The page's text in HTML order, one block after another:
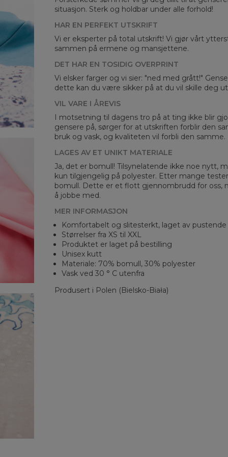
CM
B
C
situasjon. Sterk og holdbar under alle forhold!
HAR EN PERFEKT UTSKRIFT
Vi er eksperter på total utskrift! Vi gjør vårt
sammen på ermene og mansjettene.
DET HAR EN TOSIDIG OVERPRINT
Vi elsker farger og vi sier: "ned med grått!"
dette kan du være sikker på at du vil skille deg
VIL VARE I ÅREVIS
I motsetning til dagens tro på at ting ikke blir
gensere på, sørger for at utskriften forblir den
bruk og vask, og kvaliteten vil forbli den samme.
LAGES AV ET UNIKT MATERIALE
Ja, det er bomull! Tilsynelatende ikke noe nytt,
kun tilgjengelig på polyester. Etter mange
bomull. Dette er et flott gjennombrudd for oss,
å jobbe med.
MER INFORMASJON
Komfortabelt og slitesterkt, laget av
Størrelser fra XS til XXL
Produktet er laget på bestilling
Unisex kutt
Materiale: 70% bomull, 30% polyester
Vask ved 30 ° C utenfra
Produsert i Polen (Bielsko-Biała)